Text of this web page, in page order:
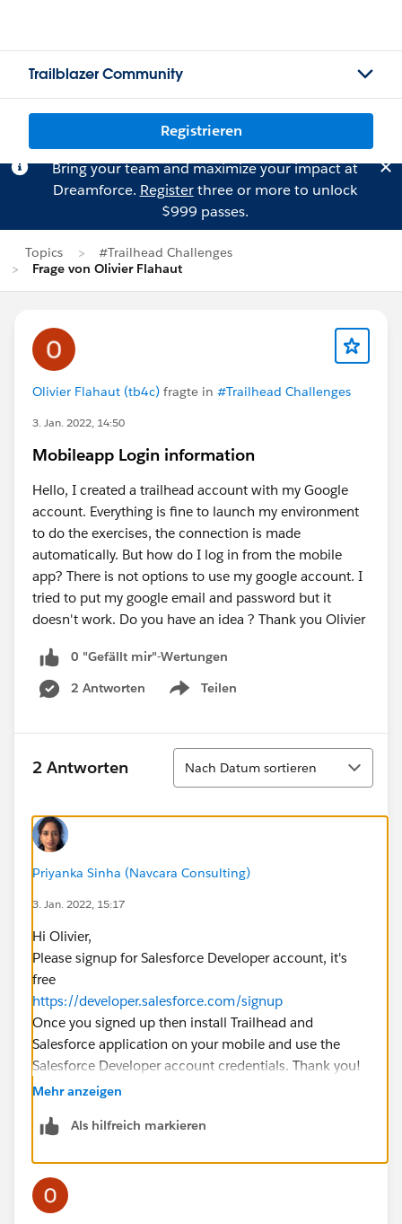
Trailblazer Community
Registrieren
Bring your team and maximize your impact at
Dreamforce. Registerthree or more to unlock
$999 passes.
Topics
#Trailhead Challenges
Frage von Olivier Flahaut
Olivier Flahaut (tb4c) fragte in #Trailhead Challenges
3. Jan. 2022, 14:50
Mobileapp Login information
Hello, I created a trailhead account with my Google
account. Everything is fine to launch my environment
to do the exercises, the connection is made
automatically. But how do I log in from the mobile
app? There is not options to use my google account. I
tried to put my google email and password but it
doesn't work. Do you have an idea ? Thank you Olivier
0 "Gefällt mir"-Wertungen
2 Antworten
Teilen
Show menu
2 Antworten
Sortieren
Nach Datum sortieren
Priyanka Sinha (Navcara Consulting)
3. Jan. 2022, 15:17
Hi Olivier,
Please signup for Salesforce Developer account, it's
free
https://developer.salesforce.com/signup
Once you signed up then install Trailhead and
Salesforce application on your mobile and use the
Salesforce Developer account credentials. Thank you!
Mehr anzeigen
Als hilfreich markieren